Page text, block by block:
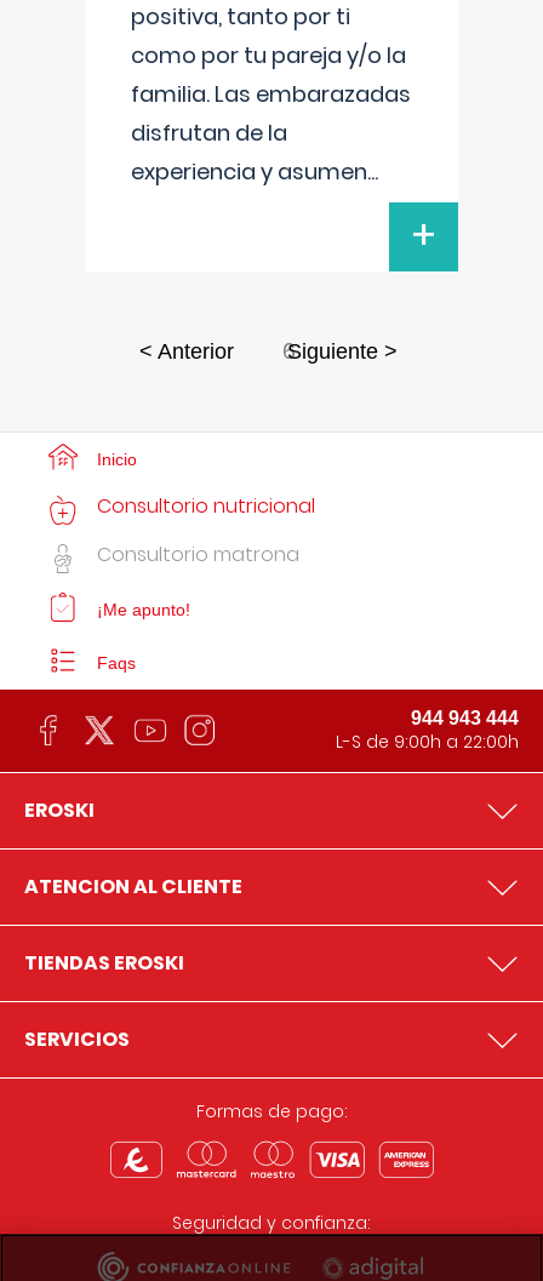
positiva, tanto por ti
como por tu pareja y/o la
familia. Las embarazadas
disfrutan de la
experiencia y asumen...
+
< Anterior 6Siguiente >
Inicio
Consultorio nutricional
Consultorio matrona
¡Me apunto!
Faqs
944 943 444
L-S de 9:00h a 22:00h
EROSKI
ATENCION AL CLIENTE
TIENDAS EROSKI
SERVICIOS
Formas de pago:
Seguridad y confianza: